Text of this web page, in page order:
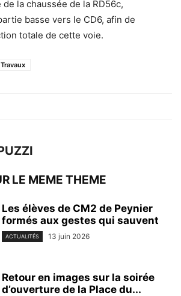
la chaussée de la RD56c,
basse vers le CD6, afin de
totale de cette voie.
Travaux
LE MEME THEME
Les élèves de CM2 de Peynier
formés aux gestes qui sauvent
ACTUALITÉS 13 juin 2026
Retour en images sur la soirée
d’ouverture de la Place du...